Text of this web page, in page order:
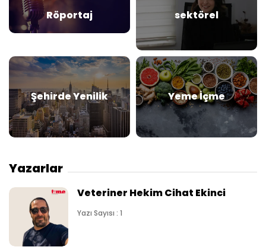
Röportaj sektörel
Şehirde Yenilik Yeme İçme
Yazarlar
Veteriner Hekim Cihat Ekinci
Yazı Sayısı : 1